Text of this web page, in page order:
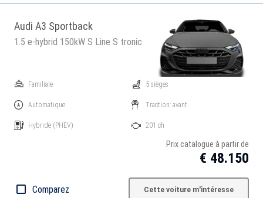
Audi A3 Sportback
1.5 e-hybrid 150kW S Line S tronic
Familiale
Automatique
Hybride (PHEV)
5 sièges
Traction: avant
201 ch
Prix catalogue à partir de
€ 48.150
Comparez Cette voiture m'intéresse